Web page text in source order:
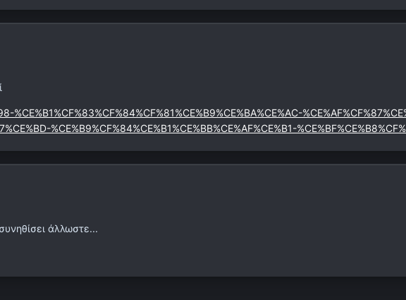
%CE%B9%CF%84%CE%B1%CE%BB%CE%AF%CE%B1-
άλλωστε...